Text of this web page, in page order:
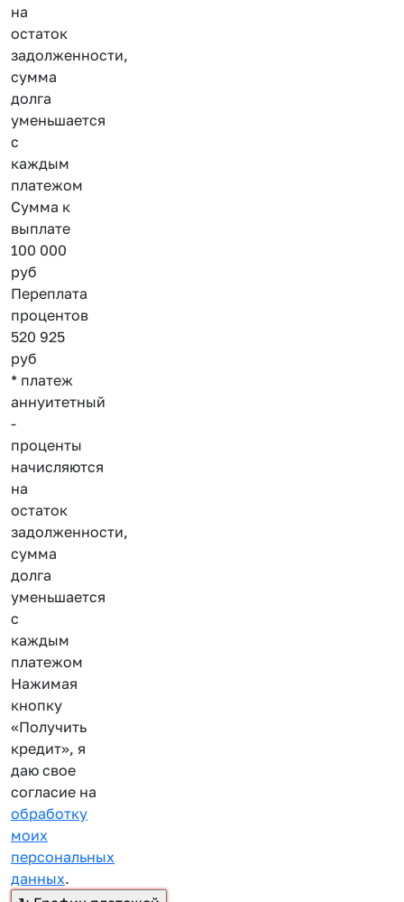
на
остаток
задолженности,
сумма
долга
уменьшается
с
каждым
платежом
Сумма к
выплате
100 000
руб
Переплата
процентов
520 925
руб
* платеж
аннуитетный
-
проценты
начисляются
на
остаток
задолженности,
сумма
долга
уменьшается
с
каждым
платежом
Нажимая
кнопку
«Получить
кредит», я
даю свое
согласие на
обработку
моих
персональных
данных.